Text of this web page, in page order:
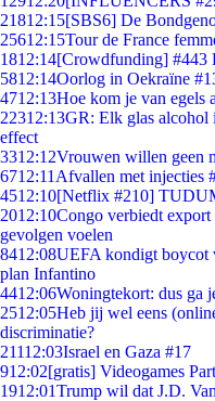
21812:15[SBS6] De
25612:15Tour de France
1812:14[Crowdfunding] #443
5812:14Oorlog in Oekraïne
4712:13Hoe kom je van egels
22312:13GR: Elk glas alcohol
effect
3312:12Vrouwen willen geen
6712:11 Afvallen met injecties
4512:10[Netflix #210]
2012:10Congo verbiedt
gevolgen voelen
8412:08UEFA kondigt boycot
plan Infantino
4412:06Woningtekort: dus ga
2512:05Heb jij wel eens
discriminatie?
21112:03Israel en Gaza #17
912:02[gratis] Videogames
1912:01Trump wil dat J.D.